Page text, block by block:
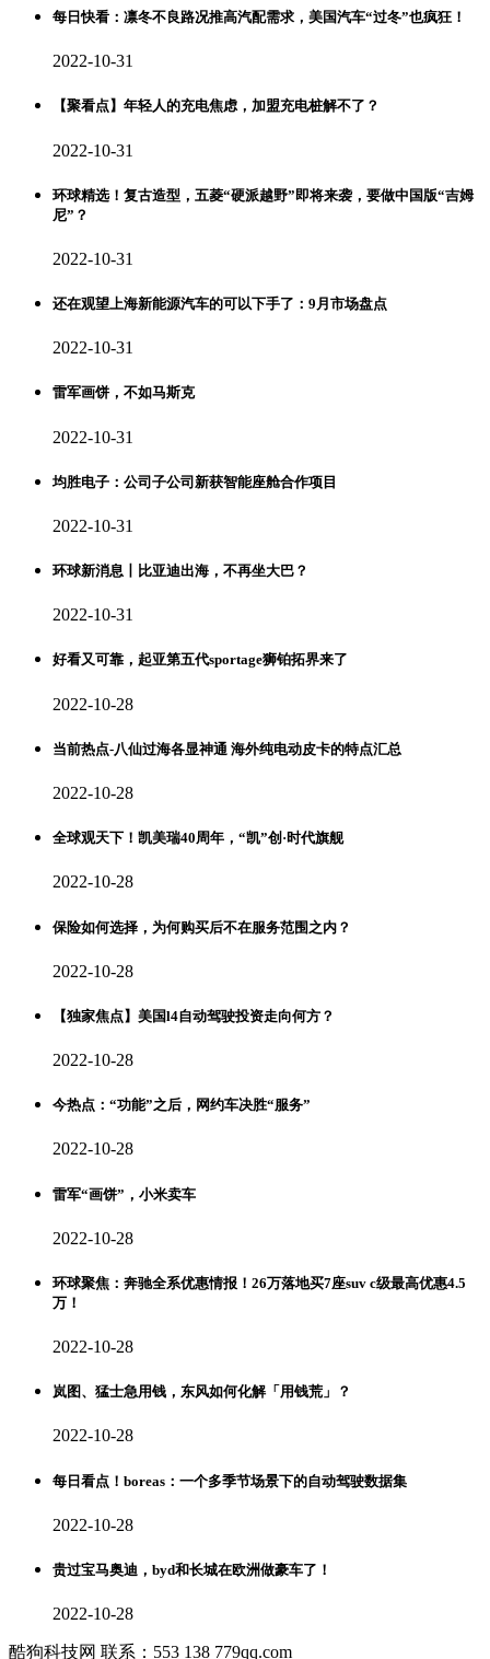
每日快看：凛冬不良路况推高汽配需求，美国汽车“过冬”也疯狂！
2022-10-31
【聚看点】年轻人的充电焦虑，加盟充电桩解不了？
2022-10-31
环球精选！复古造型，五菱“硬派越野”即将来袭，要做中国版“吉姆
尼”？
2022-10-31
还在观望上海新能源汽车的可以下手了：9月市场盘点
2022-10-31
雷军画饼，不如马斯克
2022-10-31
均胜电子：公司子公司新获智能座舱合作项目
2022-10-31
环球新消息丨比亚迪出海，不再坐大巴？
2022-10-31
好看又可靠，起亚第五代sportage狮铂拓界来了
2022-10-28
当前热点-八仙过海各显神通 海外纯电动皮卡的特点汇总
2022-10-28
全球观天下！凯美瑞40周年，“凯”创·时代旗舰
2022-10-28
保险如何选择，为何购买后不在服务范围之内？
2022-10-28
【独家焦点】美国l4自动驾驶投资走向何方？
2022-10-28
今热点：“功能”之后，网约车决胜“服务”
2022-10-28
雷军“画饼”，小米卖车
2022-10-28
环球聚焦：奔驰全系优惠情报！26万落地买7座suv c级最高优惠4.5
万！
2022-10-28
岚图、猛士急用钱，东风如何化解「用钱荒」？
2022-10-28
每日看点！boreas：一个多季节场景下的自动驾驶数据集
2022-10-28
贵过宝马奥迪，byd和长城在欧洲做豪车了！
2022-10-28
酷狗科技网 联系：553 138 779qq.com